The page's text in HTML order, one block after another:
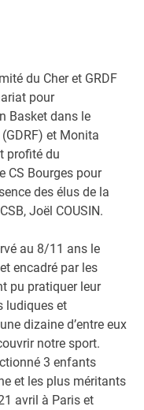
du Cher et GRDF
pour
Basket dans le
et Monita
profité du
CS Bourges pour
des élus de la
Joël COUSIN.
au 8/11 ans le
encadré par les
pu pratiquer leur
ludiques et
dizaine d’entre eux
notre sport.
3 enfants
et les plus méritants
avril à Paris et